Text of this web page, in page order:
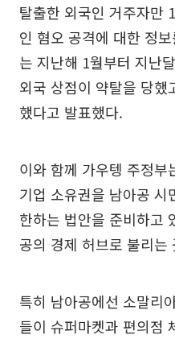
탈출한 외국인 거주자만
인 혐오 공격에 대한 정
는 지난해 1월부터 지난
외국 상점이 약탈을 당
했다고 발표했다.
이와 함께 가우텡 주정부
기업 소유권을 남아공 시
한하는 법안을 준비하고
공의 경제 허브로 불리는
특히 남아공에선 소말리
들이 슈퍼마켓과 편의점